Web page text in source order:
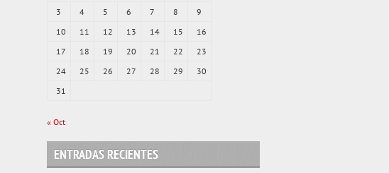
3
4 5 6 7 8
9
10
11 12 13 14 15
16
17
18 19 20 21 22
23
24
25 26 27 28 29
30
31
« Oct
ENTRADAS RECIENTES